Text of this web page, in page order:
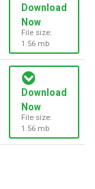
Download
Now
File size:
1.56 mb
Download
Now
File size:
1.56 mb